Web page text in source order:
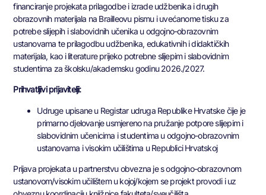
financiranje projekata prilagodbe i izrade udžbenika i drugih
obrazovnih materijala na Brailleovu pismu i uvećanome tisku za
potrebe slijepih i slabovidnih učenika u odgojno-obrazovnim
ustanovama te prilagodbu udžbenika, edukativnih i didaktičkih
materijala, kao i literature prijeko potrebne slijepim i slabovidnim
studentima za školsku/akademsku godinu 2026./2027.
Prihvatljivi prijavitelji:
Udruge upisane u Registar udruga Republike Hrvatske čije je
primarno djelovanje usmjereno na pružanje potpore slijepim i
slabovidnim učenicima i studentima u odgojno-obrazovnim
ustanovama i visokim učilištima u Republici Hrvatskoj
Prijava projekata u partnerstvu obvezna je s odgojno-obrazovnom
ustanovom/visokim učilištem u kojoj/kojem se projekt provodi i uz